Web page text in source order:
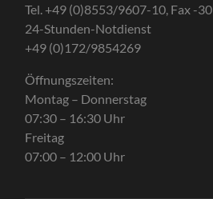
Tel. +49 (0)8553/9607-10, Fax -30
24-Stunden-Notdienst
+49 (0)172/9854269
Öffnungszeiten:
Montag – Donnerstag
07:30 – 16:30 Uhr
Freitag
07:00 – 12:00 Uhr